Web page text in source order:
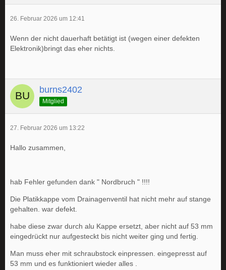
26. Februar 2026 um 12:41
Wenn der nicht dauerhaft betätigt ist (wegen einer defekten
Elektronik)bringt das eher nichts.
burns2402
Mitglied
27. Februar 2026 um 13:22
Hallo zusammen,
hab Fehler gefunden dank " Nordbruch " !!!!
Die Platikkappe vom Drainagenventil hat nicht mehr auf stange
gehalten. war defekt.
habe diese zwar durch alu Kappe ersetzt, aber nicht auf 53 mm
eingedrückt nur aufgesteckt bis nicht weiter ging und fertig.
Man muss eher mit schraubstock einpressen. eingepresst auf
53 mm und es funktioniert wieder alles .